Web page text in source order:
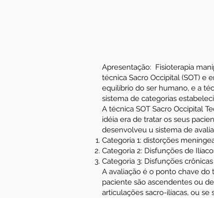
Apresentação: Fisioterapia
técnica Sacro Occipital (SOT) e
equilíbrio do ser humano, e a
sistema de categorias
A técnica SOT Sacro Occipital
idéia era de tratar os seus
desenvolveu u sistema de
Categoria 1: distorções
Categoria 2: Disfunções de
Categoria 3: Disfunções
A avaliação é o ponto chave do
paciente são ascendentes ou
articulações sacro-ilíacas, ou se